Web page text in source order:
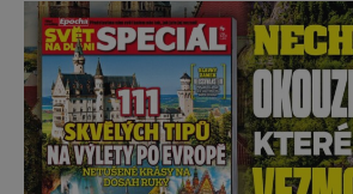
krážem. Je 10. dubna roku 49 př. n. l. a na
břehu říčky Rubikon pronáší
Caesar svou slavnou vě